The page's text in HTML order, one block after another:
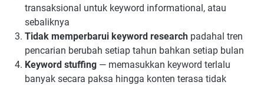
transaksional untuk keyword informational, atau
sebaliknya
Tidak memperbarui keyword research padahal tren
pencarian berubah setiap tahun bahkan setiap bulan
Keyword stuffing — memasukkan keyword terlalu
banyak secara paksa hingga konten terasa tidak